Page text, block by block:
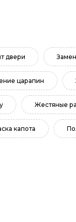
двери
царапин
Жестяные
капота